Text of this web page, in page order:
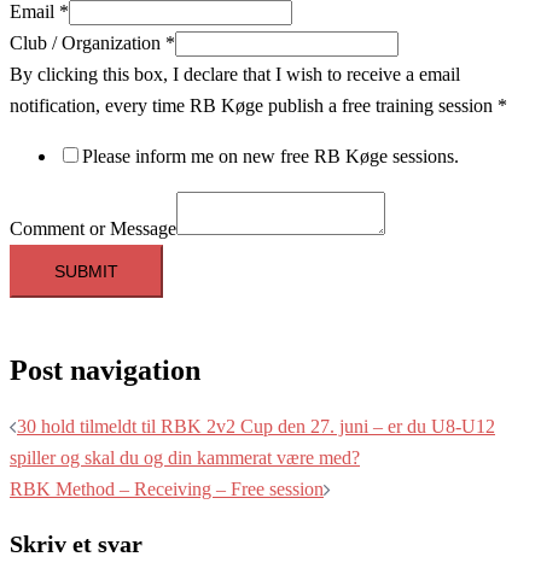
Email *
Club / Organization *
By clicking this box, I declare that I wish to receive a email
notification, every time RB Køge publish a free training session *
Please inform me on new free RB Køge sessions.
Comment or Message
SUBMIT
Post navigation
30 hold tilmeldt til RBK 2v2 Cup den 27. juni – er du U8-U12
spiller og skal du og din kammerat være med?
RBK Method – Receiving – Free session
Skriv et svar